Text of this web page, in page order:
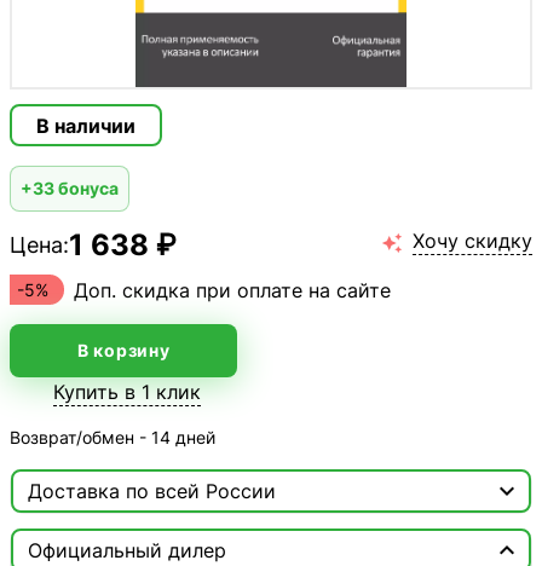
В наличии
+33 бонуса
Цена:1 638 ₽  Хочу скидку
-5% Доп. скидка при оплате на сайте
В корзину
Купить в 1 клик
Возврат/обмен - 14 дней
Доставка по всей России 
 Москва
Официальный дилер
